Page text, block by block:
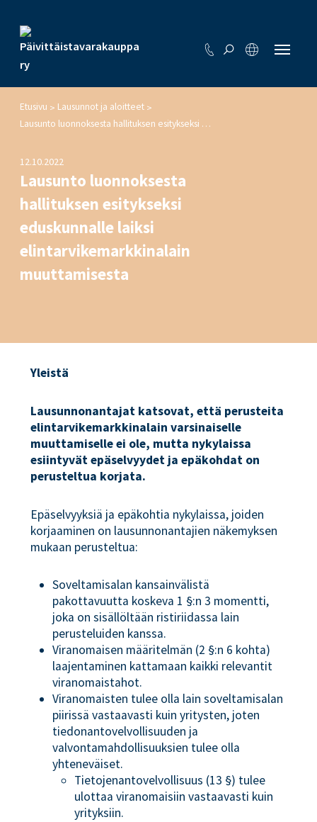
Etusivu > Lausunnot ja aloitteet >
Lausunto luonnoksesta hallituksen esitykseksi eduskunnalle laiksi elintarvikemarkkinalain muuttamisesta
12.10.2022
Lausunto luonnoksesta
hallituksen esitykseksi
eduskunnalle laiksi
elintarvikemarkkinalain
muuttamisesta
Yleistä
Lausunnonantajat katsovat, että perusteita
elintarvikemarkkinalain varsinaiselle
muuttamiselle ei ole, mutta nykylaissa
esiintyvät epäselvyydet ja epäkohdat on
perusteltua korjata.
Epäselvyyksiä ja epäkohtia nykylaissa, joiden
korjaaminen on lausunnonantajien näkemyksen
mukaan perusteltua:
Soveltamisalan kansainvälistä
pakottavuutta koskeva 1 §:n 3 momentti,
joka on sisällöltään ristiriidassa lain
perusteluiden kanssa.
Viranomaisen määritelmän (2 §:n 6 kohta)
laajentaminen kattamaan kaikki relevantit
viranomaistahot.
Viranomaisten tulee olla lain soveltamisalan
piirissä vastaavasti kuin yritysten, joten
tiedonantovelvollisuuden ja
valvontamahdollisuuksien tulee olla
yhteneväiset.
Tietojenantovelvollisuus (13 §) tulee
ulottaa viranomaisiin vastaavasti kuin
yrityksiin.